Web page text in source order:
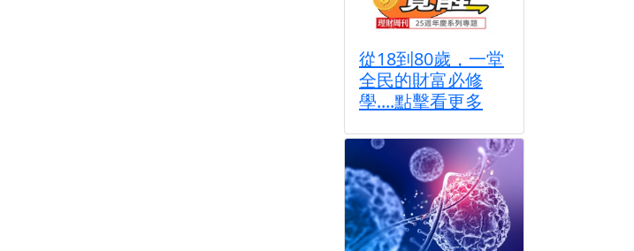
從18到80歲，一堂
全民的財富必修
學....點擊看更多